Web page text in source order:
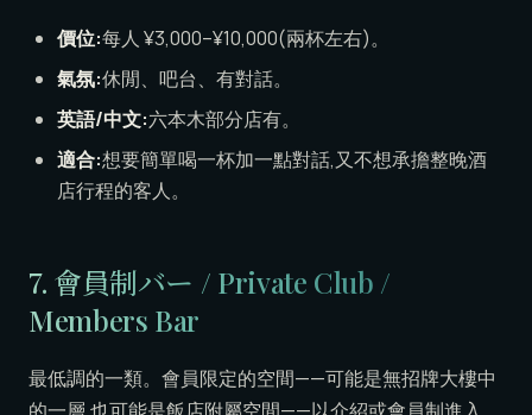
價位:每人 ¥3,000–¥10,000(兩杯左右)。
氣氛:休閒、吧台、有對話。
英語/中文:六本木部分店有。
適合:想要簡單喝一杯加一點對話,又不想承擔整晚酒
店行程的客人。
7. 會員制バー / Private Club /
Members Bar
最低調的一類。會員限定的空間——可能是無招牌大樓中
的一層,也可能是飯店附屬空間——以介紹或會員制進入。